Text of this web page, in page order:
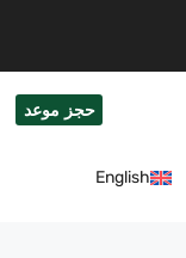
حجز موعد
English